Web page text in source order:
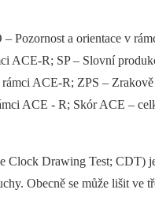
–⁠ Pozornost a orientace v
ACE-R; SP –⁠ Slovní
ACE-R; ZPS –⁠
ACE -⁠ R; Skór ACE –⁠
Clock Drawing Test; CDT)
Obecně se může lišit ve